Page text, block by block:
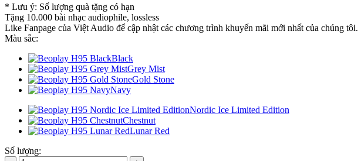
* Lưu ý: Số lượng quà tặng có hạn
Tặng 10.000 bài nhạc audiophile, lossless
Like Fanpage của Việt Audio để cập nhật các chương trình khuyến mãi mới nhất của chúng tôi.
Màu sắc:
Black
Grey Mist
Gold Stone
Navy
Nordic Ice Limited Edition
Chestnut
Lunar Red
Số lượng: